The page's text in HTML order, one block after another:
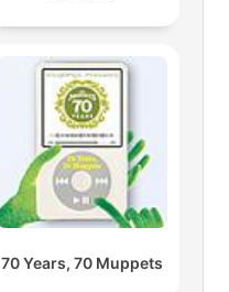
70 Years, 70 Muppets